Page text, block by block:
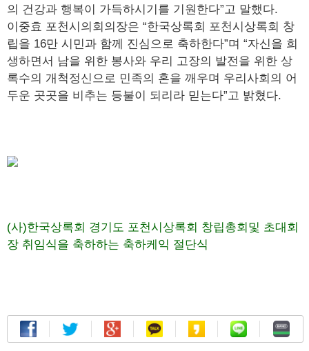
의 건강과 행복이 가득하시기를 기원한다”고 말했다.
이중효 포천시의회의장은 “한국상록회 포천시상록회 창
립을 16만 시민과 함께 진심으로 축하한다”며 “자신을 희
생하면서 남을 위한 봉사와 우리 고장의 발전을 위한 상
록수의 개척정신으로 민족의 혼을 깨우며 우리사회의 어
두운 곳곳을 비추는 등불이 되리라 믿는다”고 밝혔다.
(사)한국상록회 경기도 포천시상록회 창립총회및 초대회
장 취임식을 축하하는 축하케익 절단식